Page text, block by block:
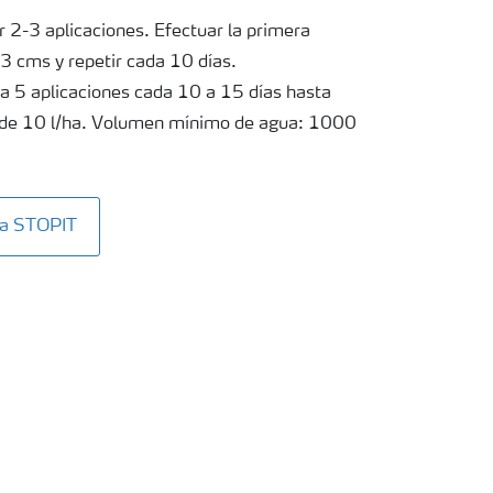
2-3 aplicaciones. Efectuar la primera
cms y repetir cada 10 días.
5 aplicaciones cada 10 a 15 días hasta
10 l/ha. Volumen mínimo de agua: 1000
STOPIT